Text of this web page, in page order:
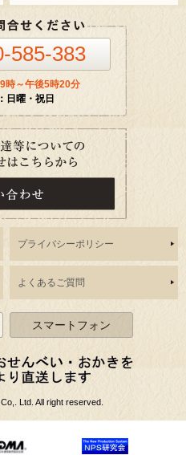
585-383
時～午後5時20分
日曜・祝日
プライバシーポリシー
よくあるご質問
スマートフォン
Ltd. All right reserved.